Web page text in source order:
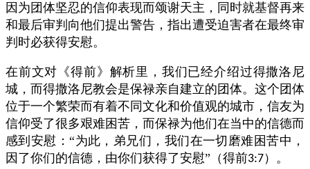
因为团体坚忍的信仰表现而颂谢天主，同时就基督再来
和最后审判向他们提出警告，指出遭受迫害者在最终审
判时必获得安慰。
在前文对《得前》解析里，我们已经介绍过得撒洛尼
城，而得撒洛尼教会是保禄亲自建立的团体。这个团体
位于一个繁荣而有着不同文化和价值观的城市，信友为
信仰受了很多艰难困苦，而保禄为他们在当中的信德而
感到安慰：“为此，弟兄们，我们在一切磨难困苦中，
因了你们的信德，由你们获得了安慰”（得前3:7）。